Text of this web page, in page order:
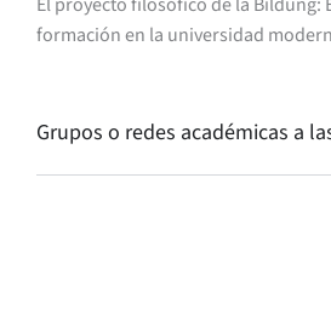
El proyecto filosófico de la Bildung:
formación en la universidad
Grupos o redes académicas a